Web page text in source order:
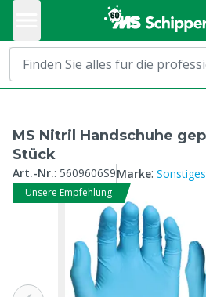
MS Nitril Handschuhe
Stück
Art.-Nr.: 5609606S9Marke: Sonstiges
Unsere Empfehlung